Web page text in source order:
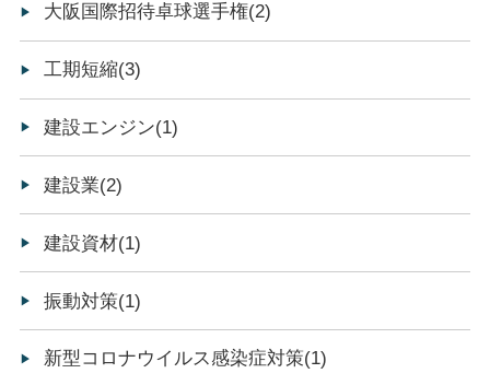
大阪国際招待卓球選手権(2)
工期短縮(3)
建設エンジン(1)
建設業(2)
建設資材(1)
振動対策(1)
新型コロナウイルス感染症対策(1)